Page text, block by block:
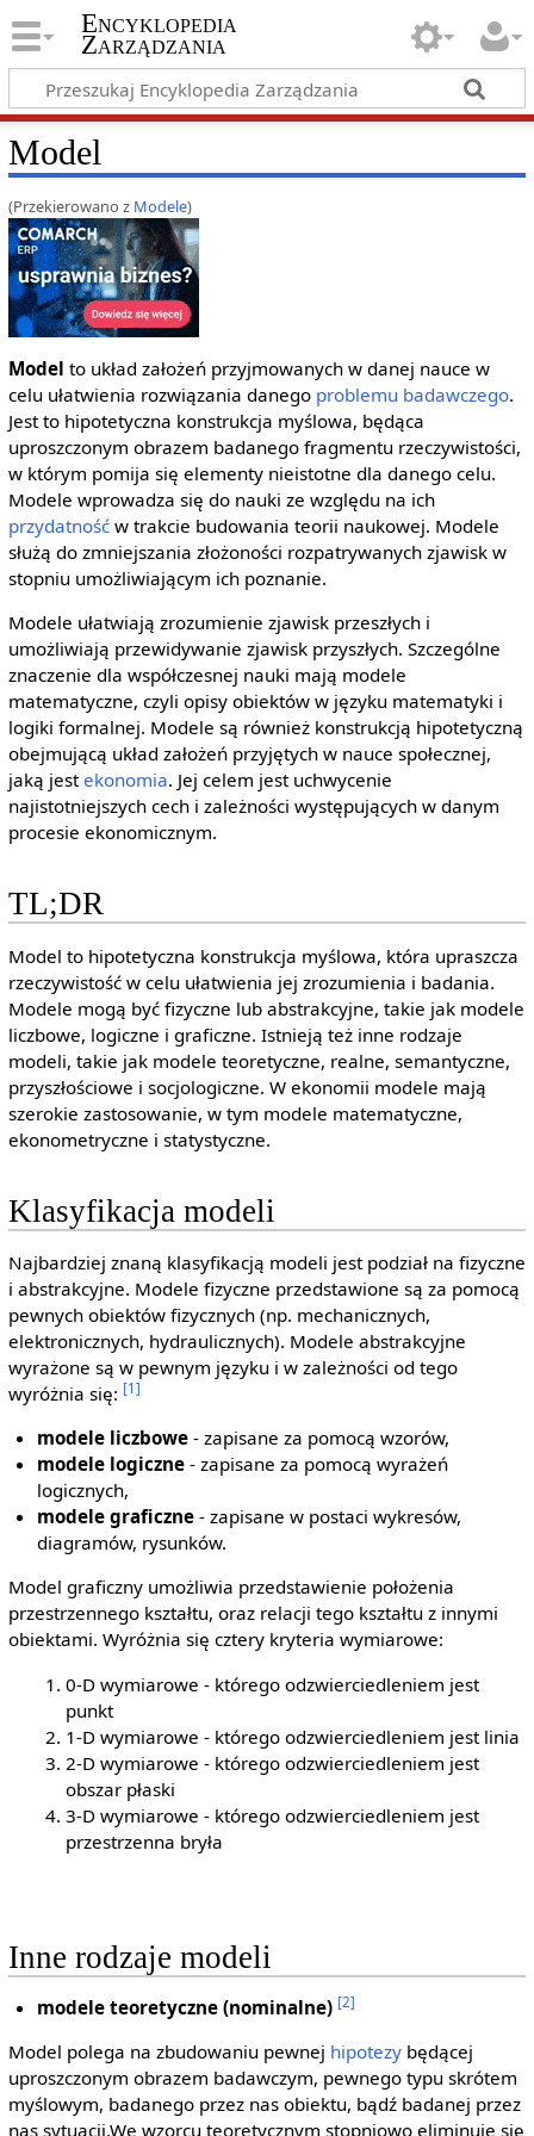
Encyklopedia
Zarządzania
Model
(Przekierowano z Modele)
Model to układ założeń przyjmowanych w danej nauce w
celu ułatwienia rozwiązania danego problemu badawczego.
Jest to hipotetyczna konstrukcja myślowa, będąca
uproszczonym obrazem badanego fragmentu rzeczywistości,
w którym pomija się elementy nieistotne dla danego celu.
Modele wprowadza się do nauki ze względu na ich
przydatnośćw trakcie budowania teorii naukowej. Modele
służą do zmniejszania złożoności rozpatrywanych zjawisk w
stopniu umożliwiającym ich poznanie.
Modele ułatwiają zrozumienie zjawisk przeszłych i
umożliwiają przewidywanie zjawisk przyszłych. Szczególne
znaczenie dla współczesnej nauki mają modele
matematyczne, czyli opisy obiektów w języku matematyki i
logiki formalnej. Modele są również konstrukcją hipotetyczną
obejmującą układ założeń przyjętych w nauce społecznej,
jaką jestekonomia. Jej celem jest uchwycenie
najistotniejszych cech i zależności występujących w danym
procesie ekonomicznym.
TL;DR
Model to hipotetyczna konstrukcja myślowa, która upraszcza
rzeczywistość w celu ułatwienia jej zrozumienia i badania.
Modele mogą być fizyczne lub abstrakcyjne, takie jak modele
liczbowe, logiczne i graficzne. Istnieją też inne rodzaje
modeli, takie jak modele teoretyczne, realne, semantyczne,
przyszłościowe i socjologiczne. W ekonomii modele mają
szerokie zastosowanie, w tym modele matematyczne,
ekonometryczne i statystyczne.
Klasyfikacja modeli
Najbardziej znaną klasyfikacją modeli jest podział na fizyczne
i abstrakcyjne. Modele fizyczne przedstawione są za pomocą
pewnych obiektów fizycznych (np. mechanicznych,
elektronicznych, hydraulicznych). Modele abstrakcyjne
wyrażone są w pewnym języku i w zależności od tego
wyróżnia się: [1]
modele liczbowe - zapisane za pomocą wzorów,
modele logiczne - zapisane za pomocą wyrażeń
logicznych,
modele graficzne - zapisane w postaci wykresów,
diagramów, rysunków.
Model graficzny umożliwia przedstawienie położenia
przestrzennego kształtu, oraz relacji tego kształtu z innymi
obiektami. Wyróżnia się cztery kryteria wymiarowe:
0-D wymiarowe - którego odzwierciedleniem jest
punkt
1-D wymiarowe - którego odzwierciedleniem jest linia
2-D wymiarowe - którego odzwierciedleniem jest
obszar płaski
3-D wymiarowe - którego odzwierciedleniem jest
przestrzenna bryła
Inne rodzaje modeli
modele teoretyczne (nominalne) [2]
Model polega na zbudowaniu pewnej hipotezybędącej
uproszczonym obrazem badawczym, pewnego typu skrótem
myślowym, badanego przez nas obiektu, bądź badanej przez
nas sytuacji.We wzorcu teoretycznym stopniowo eliminuje się